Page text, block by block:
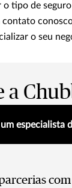
tipo de
contato
o seu
a
um especialista